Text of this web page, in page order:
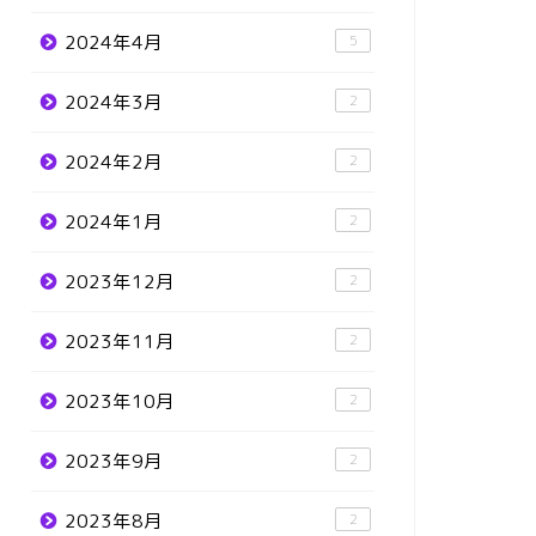
2024年4月 5
2024年3月 2
2024年2月 2
2024年1月 2
2023年12月 2
2023年11月 2
2023年10月 2
2023年9月 2
2023年8月 2